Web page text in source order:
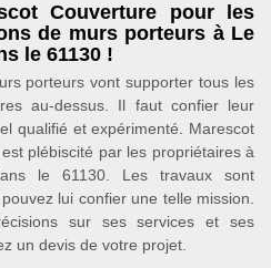
Couverture pour les
de murs porteurs à Le
le 61130 !
porteurs vont supporter tous les
au-dessus. Il faut confier leur
qualifié et expérimenté. Marescot
plébiscité par les propriétaires à
le 61130. Les travaux sont
lui confier une telle mission.
sur ses services et ses
un devis de votre projet.